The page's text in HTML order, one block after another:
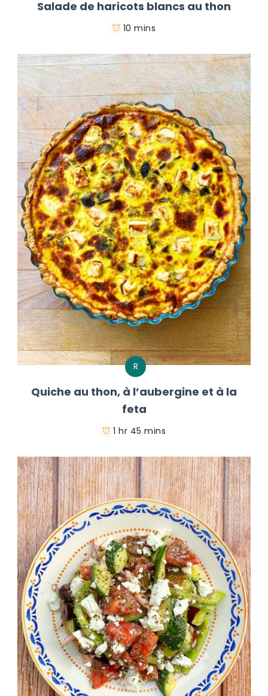
Salade de haricots blancs au thon
10 mins
R
Quiche au thon, à l’aubergine et à la
feta
1 hr 45 mins